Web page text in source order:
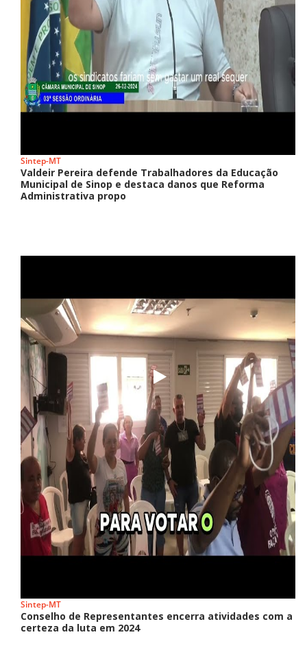
Sintep-MT
Valdeir Pereira defende Trabalhadores da Educação
Municipal de Sinop e destaca danos que Reforma
Administrativa propo
Sintep-MT
Conselho de Representantes encerra atividades com a
certeza da luta em 2024